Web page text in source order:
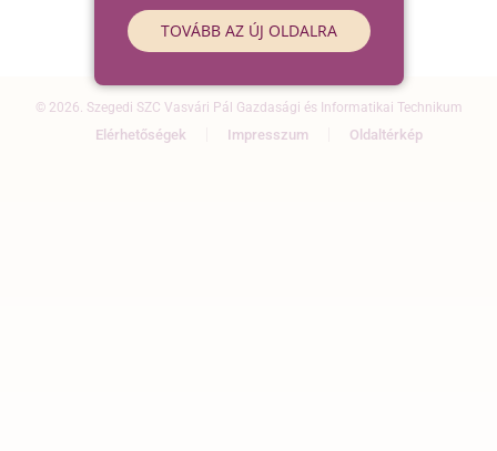
© 2026. Szegedi SZC Vasvári Pál Gazdasági és Informatikai Technikum
Elérhetőségek Impresszum Oldaltérkép
TOVÁBB AZ ÚJ OLDALRA